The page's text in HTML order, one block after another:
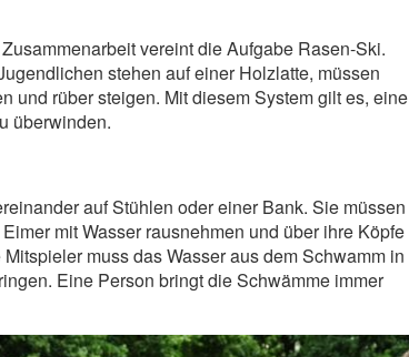
vereint die Aufgabe Rasen-Ski.
stehen auf einer Holzlatte, müssen
und rüber steigen. Mit diesem System gilt es, eine
überwinden.
auf Stühlen oder einer Bank. Sie müssen
mit Wasser rausnehmen und über ihre Köpfe
muss das Wasser aus dem Schwamm in
Eine Person bringt die Schwämme immer